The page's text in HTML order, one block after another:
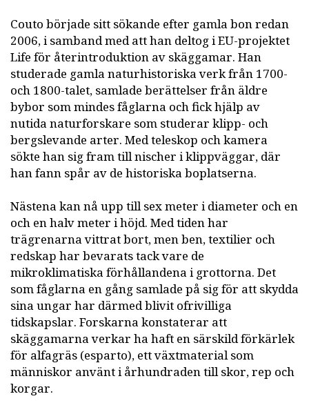
Couto började sitt sökande efter gamla bon redan
2006, i samband med att han deltog i EU-projektet
Life för återintroduktion av skäggamar. Han
studerade gamla naturhistoriska verk från 1700-
och 1800-talet, samlade berättelser från äldre
bybor som mindes fåglarna och fick hjälp av
nutida naturforskare som studerar klipp- och
bergslevande arter. Med teleskop och kamera
sökte han sig fram till nischer i klippväggar, där
han fann spår av de historiska boplatserna.
Nästena kan nå upp till sex meter i diameter och en
och en halv meter i höjd. Med tiden har
trägrenarna vittrat bort, men ben, textilier och
redskap har bevarats tack vare de
mikroklimatiska förhållandena i grottorna. Det
som fåglarna en gång samlade på sig för att skydda
sina ungar har därmed blivit ofrivilliga
tidskapslar. Forskarna konstaterar att
skäggamarna verkar ha haft en särskild förkärlek
för alfagräs (esparto), ett växtmaterial som
människor använt i århundraden till skor, rep och
korgar.